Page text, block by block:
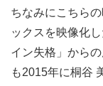
ちなみにこちら
ックスを映像化
イン失格」から
も2015年に桐谷